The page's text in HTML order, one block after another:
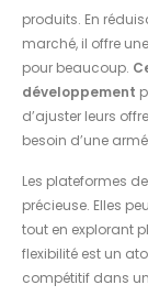
produits. En
marché, il offre
pour beaucoup.
développement
d’ajuster leurs
besoin d’une
Les plateformes
précieuse. Elles
tout en explorant
flexibilité est un
compétitif dans